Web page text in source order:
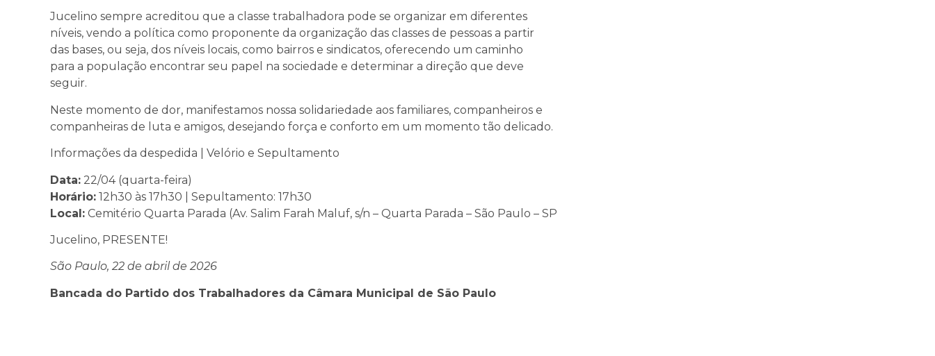
Jucelino sempre acreditou que a classe trabalhadora pode se organizar em diferentes
níveis, vendo a política como proponente da organização das classes de pessoas a partir
das bases, ou seja, dos níveis locais, como bairros e sindicatos, oferecendo um caminho
para a população encontrar seu papel na sociedade e determinar a direção que deve
seguir.
Neste momento de dor, manifestamos nossa solidariedade aos familiares, companheiros e
companheiras de luta e amigos, desejando força e conforto em um momento tão delicado.
Informações da despedida | Velório e Sepultamento
Data: 22/04 (quarta-feira)
Horário: 12h30 às 17h30 | Sepultamento: 17h30
Local: Cemitério Quarta Parada (Av. Salim Farah Maluf, s/n – Quarta Parada – São Paulo – SP
Jucelino, PRESENTE!
São Paulo, 22 de abril de 2026
Bancada do Partido dos Trabalhadores da Câmara Municipal de São Paulo